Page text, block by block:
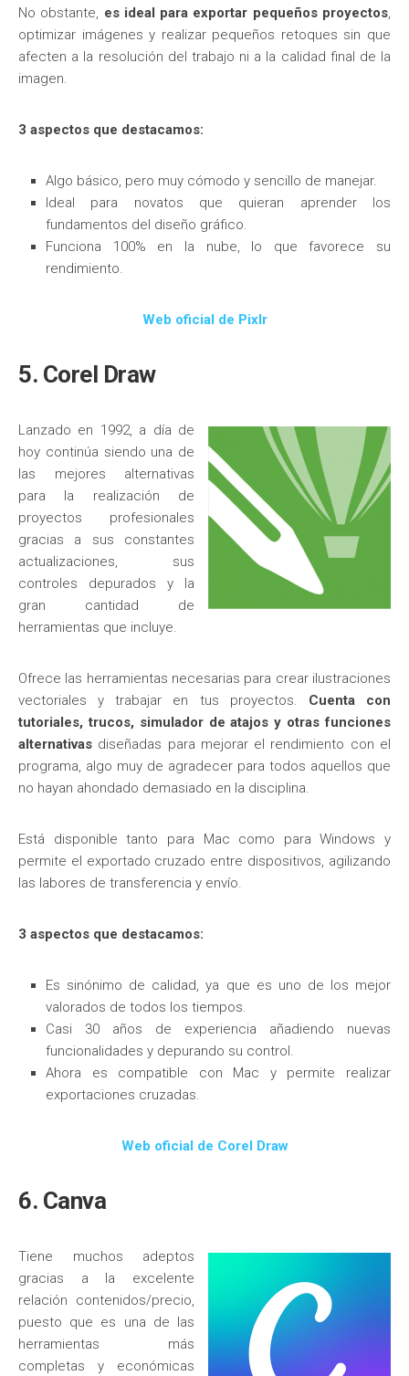
No obstante, es ideal para exportar pequeños proyectos,
optimizar imágenes y realizar pequeños retoques sin que
afecten a la resolución del trabajo ni a la calidad final de la
imagen.
3 aspectos que destacamos:
Algo básico, pero muy cómodo y sencillo de manejar.
Ideal para novatos que quieran aprender los
fundamentos del diseño gráfico.
Funciona 100% en la nube, lo que favorece su
rendimiento.
Web oficial de Pixlr
5. Corel Draw
Lanzado en 1992, a día de
hoy continúa siendo una de
las mejores alternativas
para la realización de
proyectos profesionales
gracias a sus constantes
actualizaciones, sus
controles depurados y la
gran cantidad de
herramientas que incluye.
Ofrece las herramientas necesarias para crear ilustraciones
vectoriales y trabajar en tus proyectos. Cuenta con
tutoriales, trucos, simulador de atajos y otras funciones
alternativas diseñadas para mejorar el rendimiento con el
programa, algo muy de agradecer para todos aquellos que
no hayan ahondado demasiado en la disciplina.
Está disponible tanto para Mac como para Windows y
permite el exportado cruzado entre dispositivos, agilizando
las labores de transferencia y envío.
3 aspectos que destacamos:
Es sinónimo de calidad, ya que es uno de los mejor
valorados de todos los tiempos.
Casi 30 años de experiencia añadiendo nuevas
funcionalidades y depurando su control.
Ahora es compatible con Mac y permite realizar
exportaciones cruzadas.
Web oficial de Corel Draw
6. Canva
Tiene muchos adeptos
gracias a la excelente
relación contenidos/precio,
puesto que es una de las
herramientas más
completas y económicas